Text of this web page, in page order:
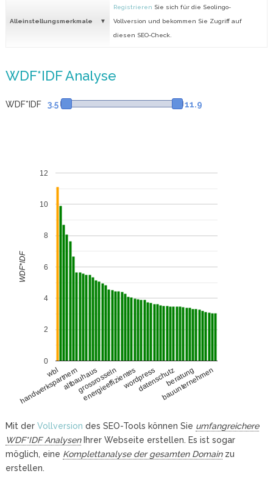
Alleinstellungsmerkmale
Registrieren Sie sich für die Seolingo-
Vollversion und bekommen Sie Zugriff auf
diesen SEO-Check.
WDF*IDF Analyse
WDF*IDF 3.5 11.9
wbl
handwerkspartnernaltbauhaus
grossrosseln
energieeffizienteswordpress
datenschutzberatung
bauunternehmen
0
2
4
6
8
10
12
WDF*IDF
Mit der Vollversion des SEO-Tools können Sie umfangreichere
WDF*IDF AnalysenIhrer Webseite erstellen. Es ist sogar
möglich, eine Komplettanalyse der gesamten Domainzu
erstellen.